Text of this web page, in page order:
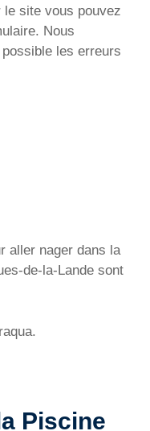
site vous pouvez
Nous
les erreurs
aller nager dans la
de-la-Lande sont
Piscine